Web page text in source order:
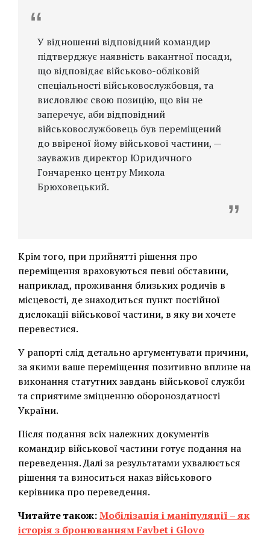
У відношенні відповідний командир
підтверджує наявність вакантної посади,
що відповідає військово-обліковій
спеціальності військовослужбовця, та
висловлює свою позицію, що він не
заперечує, аби відповідний
військовослужбовець був переміщений
до ввіреної йому військової частини, —
зауважив директор Юридичного
Гончаренко центру Микола
Брюховецький.
Крім того, при прийнятті рішення про
переміщення враховуються певні обставини,
наприклад, проживання близьких родичів в
місцевості, де знаходиться пункт постійної
дислокації військової частини, в яку ви хочете
перевестися.
У рапорті слід детально аргументувати причини,
за якими ваше переміщення позитивно вплине на
виконання статутних завдань військової служби
та сприятиме зміцненню обороноздатності
України.
Після подання всіх належних документів
командир військової частини готує подання на
переведення. Далі за результатами ухвалюється
рішення та виноситься наказ військового
керівника про переведення.
Читайте також:Мобілізація і маніпуляції – як
історія з бронюванням Favbet і Glovo